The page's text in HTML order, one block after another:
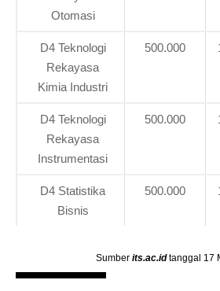
Otomasi
D4 Teknologi
Rekayasa
Kimia Industri
500.000
D4 Teknologi
Rekayasa
Instrumentasi
500.000
D4 Statistika
Bisnis
500.000
Sumber its.ac.idtanggal 17